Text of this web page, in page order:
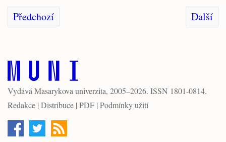
Předchozí Další
Vydává Masarykova univerzita, 2005–2026. ISSN 1801-0814.
Redakce | Distribuce | PDF | Podmínky užití